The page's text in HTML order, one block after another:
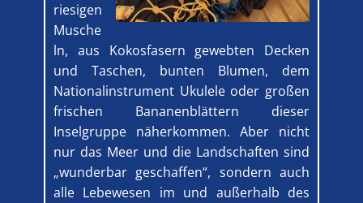
riesigen
Musche
ln, aus Kokosfasern gewebten Decken
und Taschen, bunten Blumen, dem
Nationalinstrument Ukulele oder großen
frischen Bananenblättern dieser
Inselgruppe näherkommen. Aber nicht
nur das Meer und die Landschaften sind
„wunderbar geschaffen“, sondern auch
alle Lebewesen im und außerhalb des